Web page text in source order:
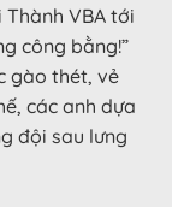
VBA tới
công bằng!”
gào thét, vẻ
các anh dựa
đội sau lưng